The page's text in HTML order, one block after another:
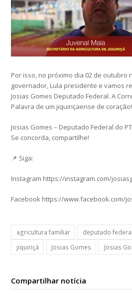
Por isso, no próximo dia 02 de outubro
governador, Lula presidente e vamos
Josias Gomes Deputado Federal. A
Palavra de um jiquiriçaense de
Josias Gomes – Deputado Federal do
Se concorda, compartilhe!
📌 Siga:
Instagram https://instagram.com/
Facebook https://www.facebook.com/
agricultura familiar
deputado
jiquiriçá
Josias Gomes Josias
Compartilhar notícia